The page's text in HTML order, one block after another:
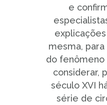
e
mesma,
do fenômeno
considerar,
século XVI
série de